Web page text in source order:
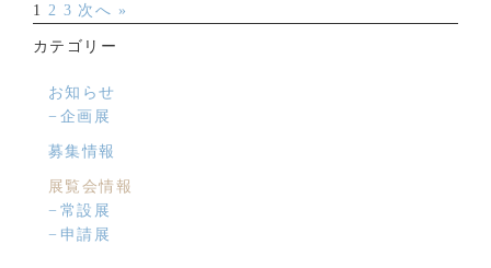
1 2 3 次へ »
カテゴリー
お知らせ
企画展
募集情報
展覧会情報
常設展
申請展